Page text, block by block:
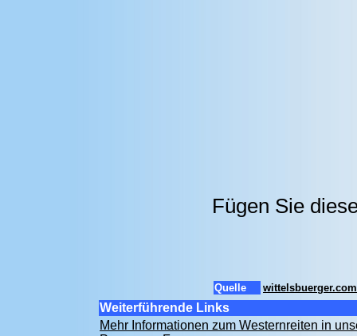
Fügen Sie
Quelle wittelsbuerger.com
Weiterführende Links
Mehr Informationen zum Westernreiten in